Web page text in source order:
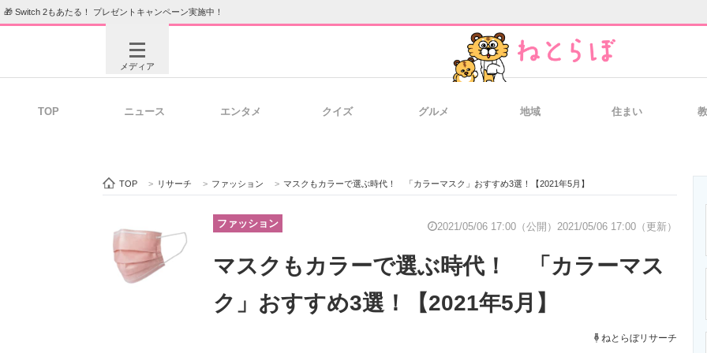
🎁 Switch 2もあたる！ プレゼントキャンペーン実施中！
メディア
ビジネスと働き方のヒント
IT製品の技術・比較・事例
TOP ニュース エンタメ クイズ グルメ 地域 住まい
TOP > リサーチ > ファッション > マスクもカラーで選ぶ時代！ 「カラーマスク」おすすめ3選！【2021年5月】
ファッション 2021/05/06 17:00（公開） 2021/05/06 17:00（更新）
マスクもカラーで選ぶ時代！ 「カラーマス
ク」おすすめ3選！【2021年5月】
ねとらぼリサーチ